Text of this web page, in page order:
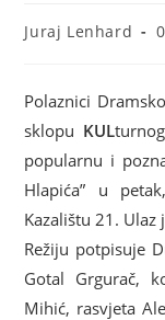
Juraj Lenhard
Polaznici
sklopu KULturnog
popularnu i
Hlapića” u
Kazalištu 21. Ulaz
Režiju potpisuje
Gotal Grgurač,
Mihić, rasvjeta